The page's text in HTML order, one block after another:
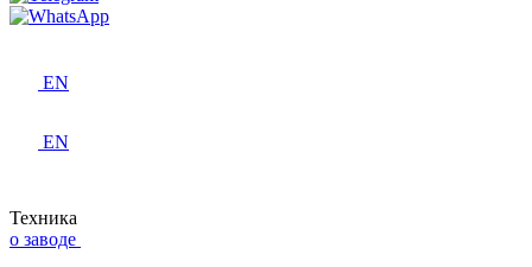
EN
EN
Техника
о заводе